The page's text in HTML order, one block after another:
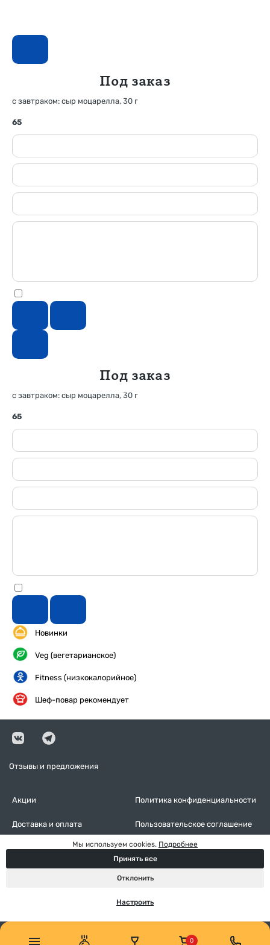
Под заказ
с завтраком: сыр моцарелла, 30 г
65
Под заказ
с завтраком: сыр моцарелла, 30 г
65
Новинки
Veg (вегетарианское)
Fitness (низкокалорийное)
Шеф-повар рекомендует
Отзывы и предложения
Акции
Доставка и оплата
Контакты
Политика конфиденциальности
Пользовательское соглашение
Оставить отзыв
Мы используем cookies. Подробнее
Принять все
Отклонить
Настроить